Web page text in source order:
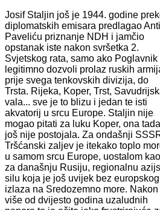
Josif Staljin još je 1944. godine
diplomatskih emisara predlagao Anti
Paveliću priznanje NDH i jamčio
opstanak iste nakon svršetka 2.
Svjetskog rata, samo ako Poglavnik
legitimno dozvoli prolaz ruskih
prije svega tenkovskih divizija, do
Trsta. Rijeka, Koper, Trst,
vala... sve je to blizu i jedan te isti
akvatorij u srcu Europe. Staljin nije
mogao pitati za luku Koper, ona tada
još nije postojala. Za ondašnji
Tršćanski zaljev je itekako toplo
u samom srcu Europe, uostalom
za današnju Rusiju, regionalnu
silu koja je još uvijek bez europskog
izlaza na Sredozemno more. Nakon
više od dvijesto godina uzaludnih